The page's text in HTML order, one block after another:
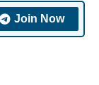
Join Now